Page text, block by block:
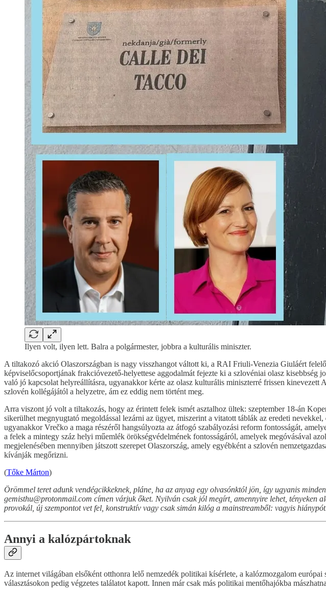
Ilyen volt, ilyen lett. Balra a polgármester, jobbra a kulturális miniszter.
A tiltakozó akció Olaszországban is nagy visszhangot váltott ki, a RAI Friuli-Venezia Giuláért
képviselőcsoportjának frakcióvezető-helyettese aggodalmát fejezte ki a szlovéniai olasz
való jó kapcsolat helyreállításra, ugyanakkor kérte az olasz kulturális miniszterré frissen kinevezett
szlovén kollégájától a helyzetre, ám ez eddig nem történt meg.
Arra viszont jó volt a tiltakozás, hogy az érintett felek ismét asztalhoz ültek: szeptember 18-án
sikerülhet megnyugtató megoldással lezárni az ügyet, miszerint a vitatott táblák az eredeti
ugyanakkor Vrečko a maga részéről hangsúlyozta az átfogó szabályozási reform fontosságát,
a felek a mintegy száz helyi műemlék örökségvédelmének fontosságáról, amelyek megóvásával
megjelenésében mennyiben játszott szerepet Olaszország, amely egyébként a szlovén
kívánják megőrizni.
(Tőke Márton)
Örömmel teret adunk vendégcikkeknek, pláne, ha az anyag egy olvasónktól jön, így ugyanis
gemisthu@protonmail.com címen várjuk őket. Nyilván csak jól megírt, amennyire lehet, tényeken
provokál, új szempontot vet fel, konstruktív vagy csak simán kilóg a mainstreamből: vagyis
Annyi a kalózpártoknak
Az internet világában elsőként otthonra lelő nemzedék politikai kísérlete, a kalózmozgalom
választásokon pedig végzetes találatot kapott. Innen már csak más politikai mentőhajókba